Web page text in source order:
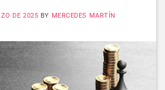
DE 2025 BY MERCEDES MARTÍN